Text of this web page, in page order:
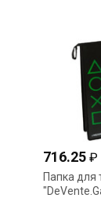
716.25 ₽
Папка для